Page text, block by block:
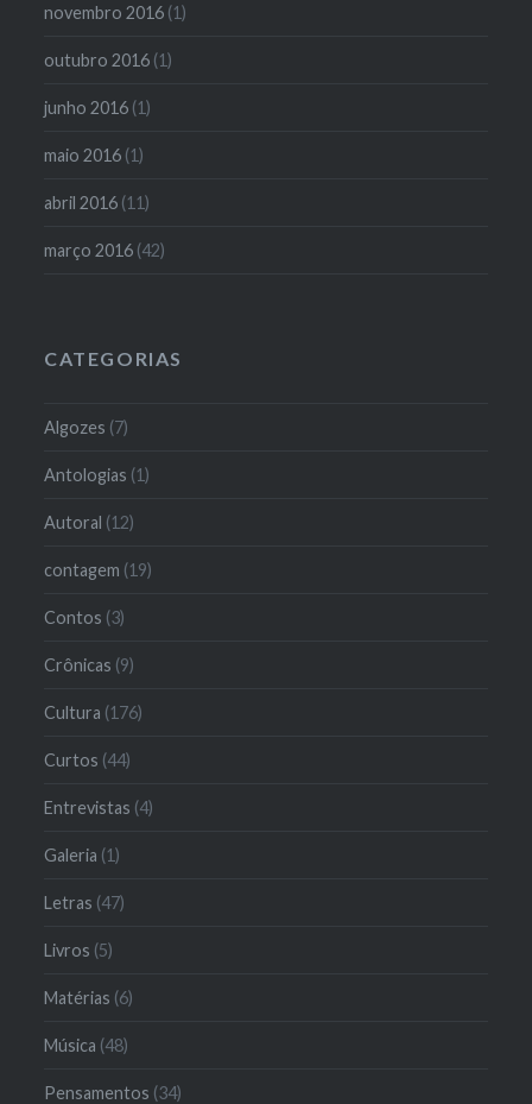
novembro 2016 (1)
outubro 2016 (1)
junho 2016 (1)
maio 2016 (1)
abril 2016 (11)
março 2016 (42)
CATEGORIAS
Algozes (7)
Antologias (1)
Autoral (12)
contagem (19)
Contos (3)
Crônicas (9)
Cultura (176)
Curtos (44)
Entrevistas (4)
Galeria (1)
Letras (47)
Livros (5)
Matérias (6)
Música (48)
Pensamentos (34)